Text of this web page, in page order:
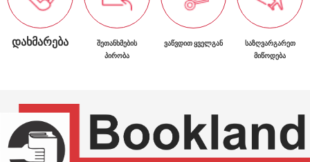
ᲓᲐᲮᲛᲐᲠᲔᲑᲐ
ᲨᲔᲗᲐᲜᲮᲛᲔᲑᲘᲡ
ᲞᲘᲠᲝᲑᲐ
ᲕᲐᲬᲕᲓᲘᲗ ᲧᲕᲔᲚᲒᲐᲜ
ᲡᲐᲖᲦᲕᲐᲠᲒᲐᲠᲔᲗ
ᲛᲘᲬᲝᲓᲔᲑᲐ